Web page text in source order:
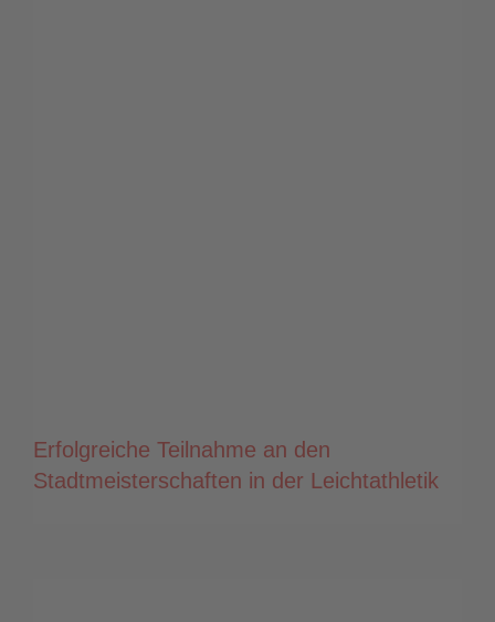
Erfolgreiche Teilnahme an den
Stadtmeisterschaften in der Leichtathletik